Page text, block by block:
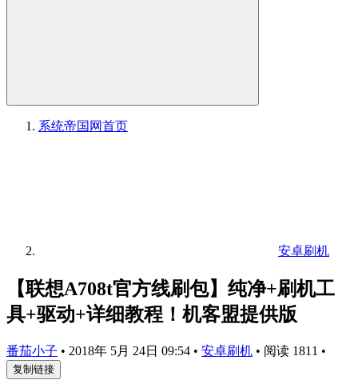
系统帝国网首页
安卓刷机
【联想A708t官方线刷包】纯净+刷机工
具+驱动+详细教程！机客盟提供版
番茄小子 • 2018年 5月 24日 09:54 • 安卓刷机 • 阅读 1811 •
复制链接